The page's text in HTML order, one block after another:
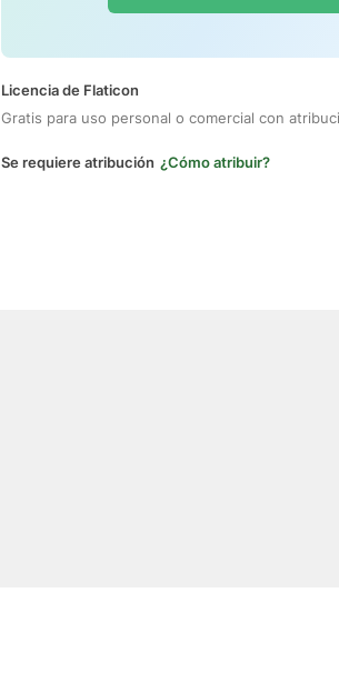
Licencia de Flaticon
Gratis para uso personal o comercial con
Se requiere atribución ¿Cómo atribuir?